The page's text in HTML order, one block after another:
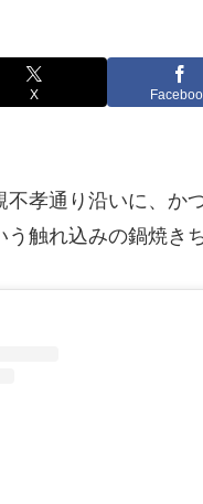
X
不孝通り沿いに、か
う触れ込みの鍋焼き